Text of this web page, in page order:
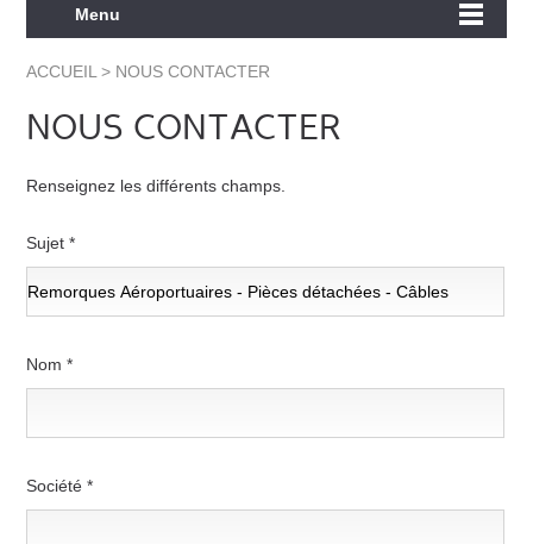
Menu
ACCUEIL > NOUS CONTACTER
NOUS CONTACTER
Renseignez les différents champs.
Sujet *
Nom *
Société *